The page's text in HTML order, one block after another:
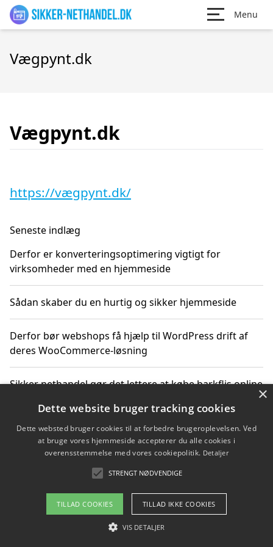
Menu
Vægpynt.dk
Vægpynt.dk
https://vægpynt.dk/
Seneste indlæg
Derfor er konverteringsoptimering vigtigt for
virksomheder med en hjemmeside
Sådan skaber du en hurtig og sikker hjemmeside
Derfor bør webshops få hjælp til WordPress drift af
deres WooCommerce-løsning
Sikker nethandel gør det lettere at købe barkflis online
Ting du bør vide før du vælger webbureau i Aarhus
Copyright 2026 - Pilanto Aps
Om / kontakt
Blog Betingelser
×
Dette website bruger tracking cookies
Dette websted bruger cookies til at forbedre brugeroplevelsen. Ved
at bruge vores hjemmeside accepterer du alle cookies i
overensstemmelse med vores cookiepolitik. Detaljer
STRENGT NØDVENDIGE
TILLAD COOKIES TILLAD IKKE COOKIES
VIS DETALJER